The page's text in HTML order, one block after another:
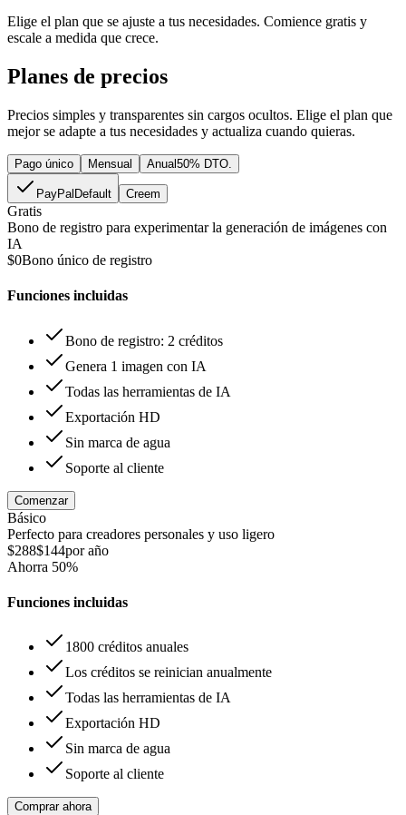
Elige el plan que se ajuste a tus necesidades. Comience gratis y
escale a medida que crece.
Planes de precios
Precios simples y transparentes sin cargos ocultos. Elige el plan que
mejor se adapte a tus necesidades y actualiza cuando quieras.
Pago único Mensual Anual50% DTO.
PayPal Default Creem
Gratis
Bono de registro para experimentar la generación de imágenes con
IA
$0Bono único de registro
Funciones incluidas
Bono de registro: 2 créditos
Genera 1 imagen con IA
Todas las herramientas de IA
Exportación HD
Sin marca de agua
Soporte al cliente
Comenzar
Básico
Perfecto para creadores personales y uso ligero
$288$144por año
Ahorra 50%
Funciones incluidas
1800 créditos anuales
Los créditos se reinician anualmente
Todas las herramientas de IA
Exportación HD
Sin marca de agua
Soporte al cliente
Comprar ahora